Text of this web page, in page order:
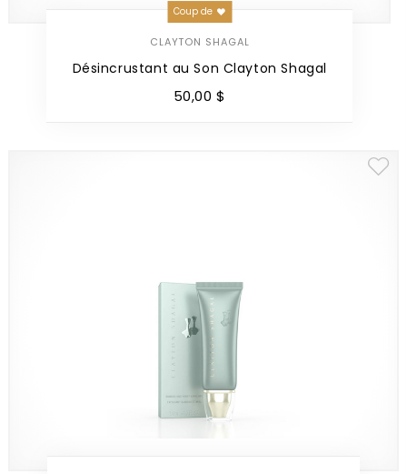
CLAYTON SHAGAL
Désincrustant au Son Clayton Shagal
Coup de
50,00 $